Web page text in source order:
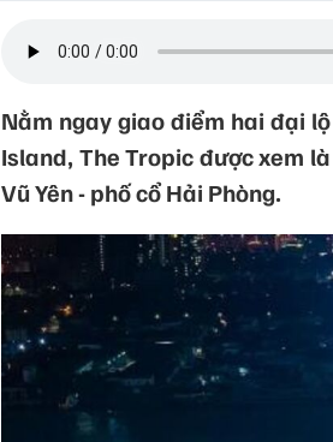
Nằm ngay giao điểm hai đại
Island, The Tropic được xem
Vũ Yên - phố cổ Hải Phòng.